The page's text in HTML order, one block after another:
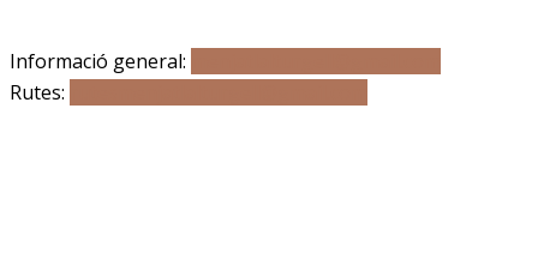
Informació general:
Rutes: